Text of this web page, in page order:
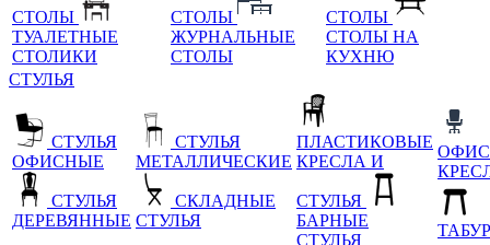
СТОЛЫ
ТУАЛЕТНЫЕ
СТОЛИКИ
СТОЛЫ
ЖУРНАЛЬНЫЕ
СТОЛЫ
СТОЛЫ
СТОЛЫ НА
КУХНЮ
СТУЛЬЯ
СТУЛЬЯ
ОФИСНЫЕ
СТУЛЬЯ
ДЕРЕВЯННЫЕ
СТУЛЬЯ
МЕТАЛЛИЧЕСКИЕ
СКЛАДНЫЕ
СТУЛЬЯ
ПЛАСТИКОВЫЕ
КРЕСЛА И
СТУЛЬЯ
БАРНЫЕ
СТУЛЬЯ